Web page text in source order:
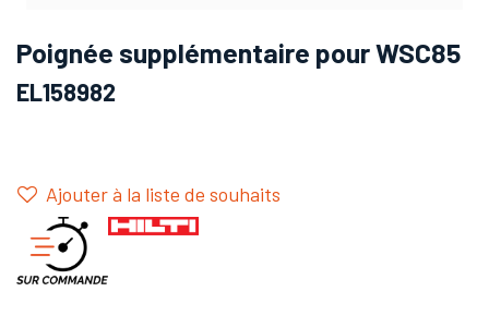
Poignée supplémentaire pour WSC85
EL158982
Ajouter à la liste de souhaits